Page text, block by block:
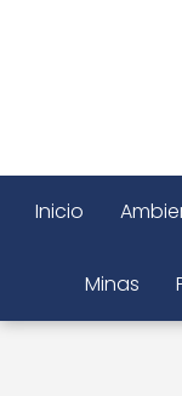
Inicio
Minas